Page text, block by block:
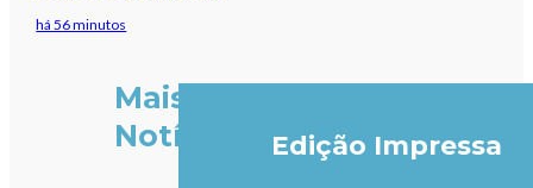
há 56 minutos
Mais
Notícias
Edição Impressa